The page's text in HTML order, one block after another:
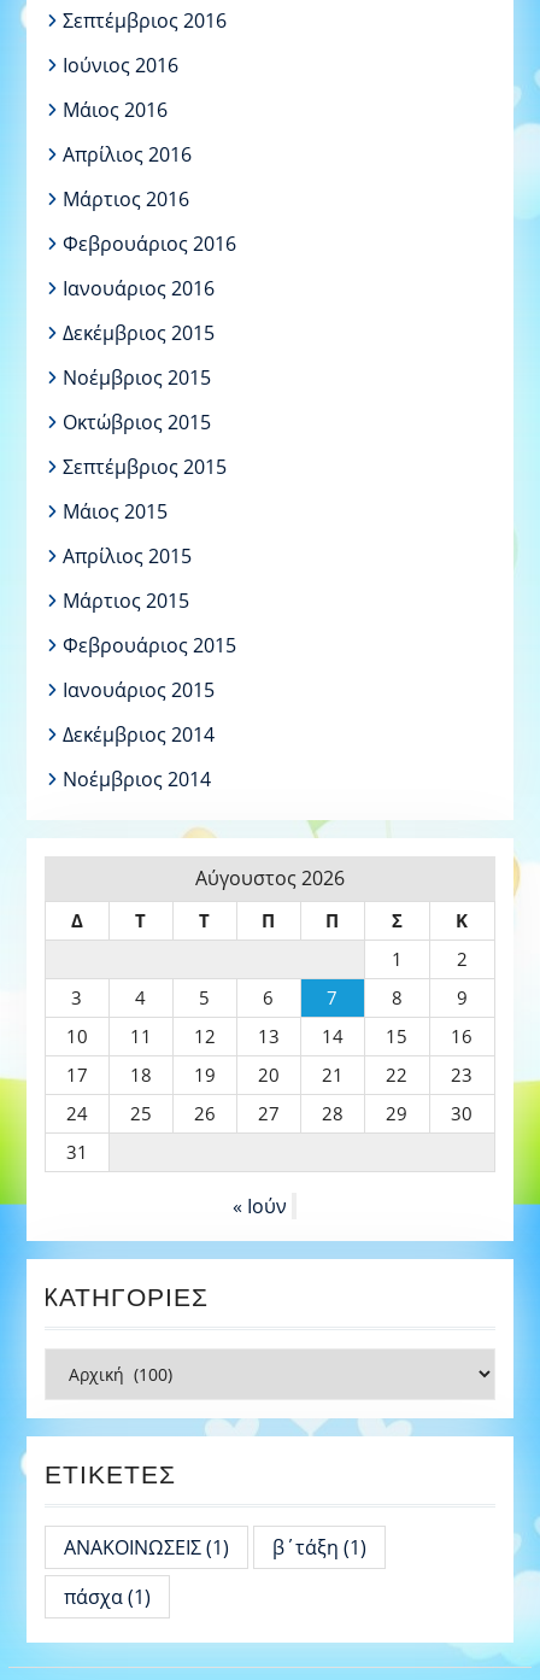
Σεπτέμβριος 2016
Ιούνιος 2016
Μάιος 2016
Απρίλιος 2016
Μάρτιος 2016
Φεβρουάριος 2016
Ιανουάριος 2016
Δεκέμβριος 2015
Νοέμβριος 2015
Οκτώβριος 2015
Σεπτέμβριος 2015
Μάιος 2015
Απρίλιος 2015
Μάρτιος 2015
Φεβρουάριος 2015
Ιανουάριος 2015
Δεκέμβριος 2014
Νοέμβριος 2014
Αύγουστος 2026
Δ Τ Τ Π Π Σ
Κ
1
2
3
4 5 6 7 8
9
10
11 12 13 14 15
16
17
18 19 20 21 22
23
24
25 26 27 28 29
30
31
« Ιούν
KΑΤΗΓΟΡΊΕΣ
Kατηγορίες
ΕΤΙΚΈΤΕΣ
ΑΝΑΚΟΙΝΩΣΕΙΣ(1) β΄τάξη (1)
πάσχα(1)